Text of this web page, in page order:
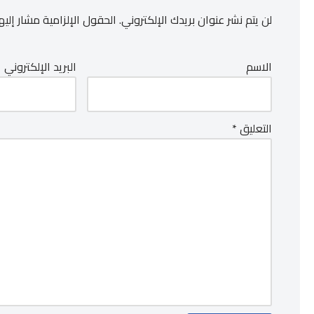
لن يتم نشر عنوان بريدك الإلكتروني.الحقول الإلزامية مشار
الاسم البريد الإلكتروني
التعليق*